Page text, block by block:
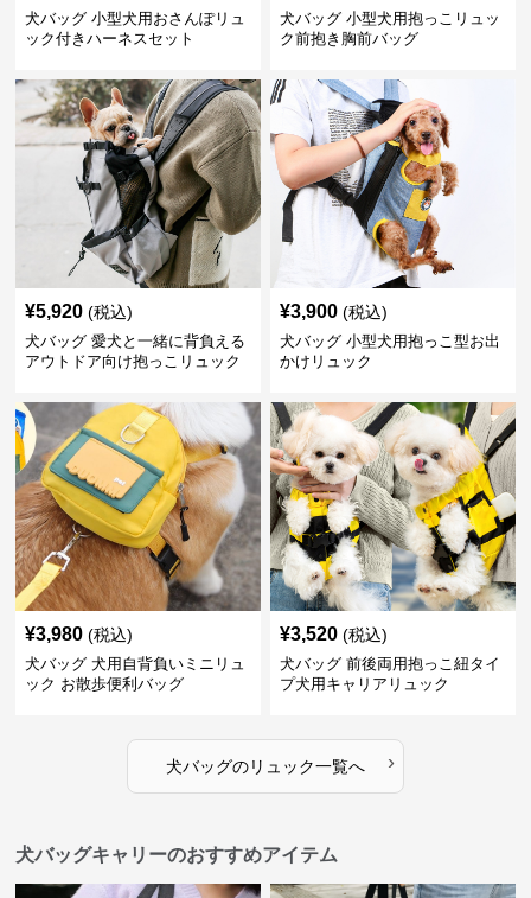
犬バッグ 小型犬用おさんぽリュ
ック付きハーネスセット
犬バッグ 小型犬用抱っこリュッ
ク前抱き胸前バッグ
¥5,920 (税込)
犬バッグ 愛犬と一緒に背負える
アウトドア向け抱っこリュック
¥3,900 (税込)
犬バッグ 小型犬用抱っこ型お出
かけリュック
¥3,980 (税込)
犬バッグ 犬用自背負いミニリュ
ック お散歩便利バッグ
¥3,520 (税込)
犬バッグ 前後両用抱っこ紐タイ
プ犬用キャリアリュック
犬バッグのリュック一覧へ ›
犬バッグキャリーのおすすめアイテム